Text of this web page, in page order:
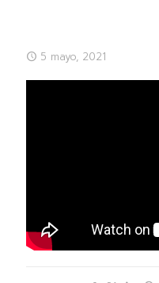
5 mayo, 2021